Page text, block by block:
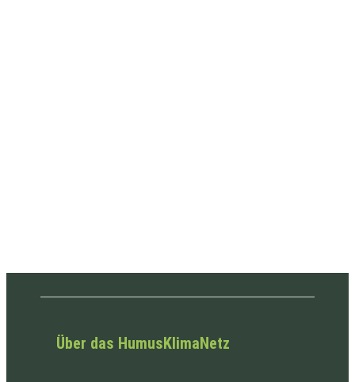
Über das HumusKlimaNetz